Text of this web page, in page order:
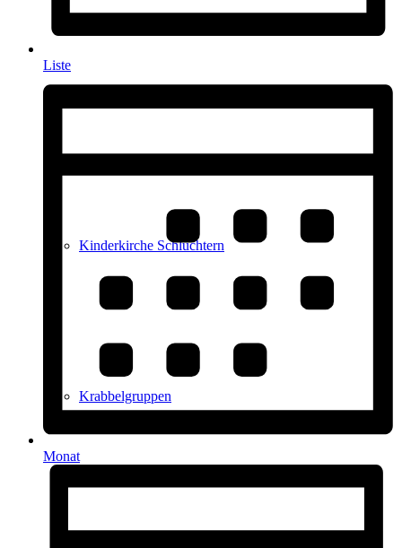
Kinderkirche Schlüchtern
Krabbelgruppen
Liste
Monat